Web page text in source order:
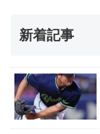
新着記事